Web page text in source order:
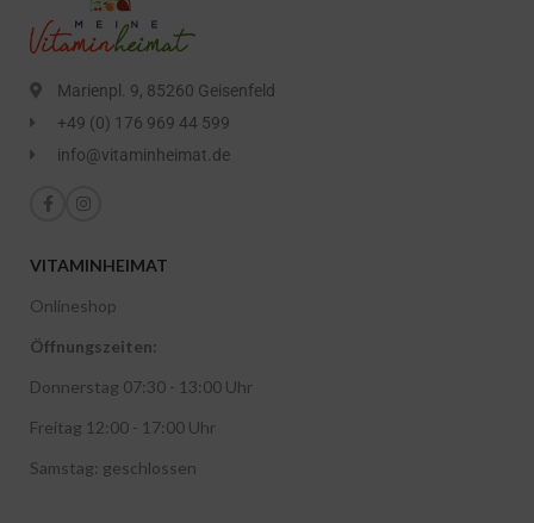
Marienpl. 9, 85260 Geisenfeld
+49 (0) 176 969 44 599
info@vitaminheimat.de
VITAMINHEIMAT
Onlineshop
Öffnungszeiten:
Donnerstag 07:30 - 13:00 Uhr
Freitag 12:00 - 17:00 Uhr
Samstag: geschlossen